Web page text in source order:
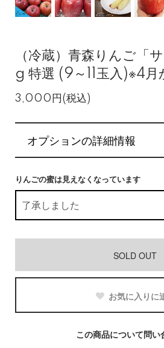
（冷蔵）青森りんご「
g 特選 (9～11玉入)※4月
3,000円(税込)
オプションの詳細情報
りんごの蜜は見えなくなっています
SOLD OUT
お気に入りに
この商品について問い